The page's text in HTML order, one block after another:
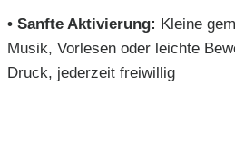
• Sanfte Aktivierung: Kleine
Musik, Vorlesen oder leichte
Druck, jederzeit freiwillig